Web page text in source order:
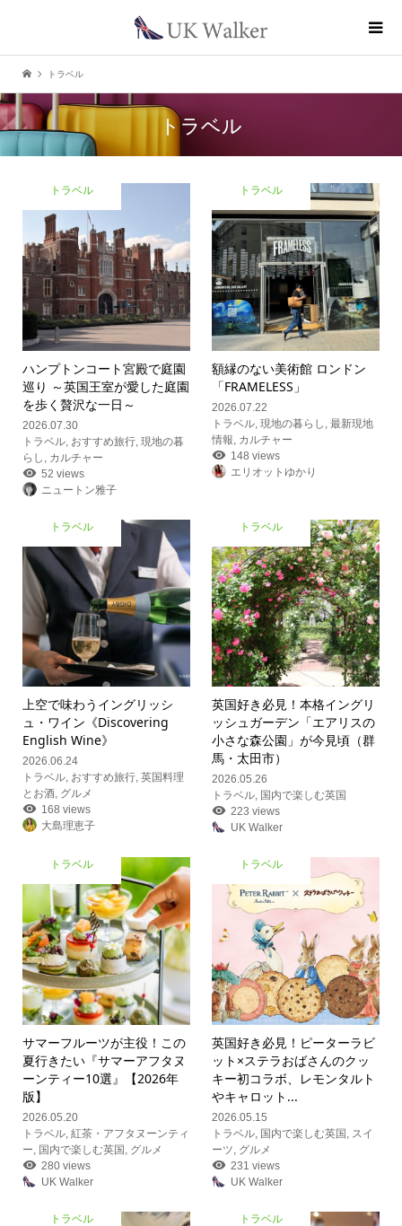
トラベル
トラベル
トラベル
ハンプトンコート宮殿で庭園
巡り ～英国王室が愛した庭園
を歩く贅沢な一日～
2026.07.30
トラベル, おすすめ旅行, 現地の暮
らし
カルチャー
52 views
ニュートン雅子
トラベル
額縁のない美術館 ロンドン
「FRAMELESS」
2026.07.22
トラベル ,現地の暮らし ,最新現地
情報 カルチャー
148 views
エリオットゆかり
トラベル
上空で味わうイングリッシ
ュ・ワイン《Discovering
English Wine》
2026.06.24
トラベル, おすすめ旅行, 英国料理
とお酒, グルメ
168 views
大島理恵子
トラベル
英国好き必見！本格イングリ
ッシュガーデン「エアリスの
小さな森公園」が今見頃（群
馬・太田市）
2026.05.26
トラベル, 国内で楽しむ英国
223 views
UK Walker
トラベル
サマーフルーツが主役！この
夏行きたい『サマーアフタヌ
ーンティー10選』【2026年
版】
2026.05.20
トラベル, 紅茶・アフタヌーンティ
ー, 国内で楽しむ英国 , グルメ
280 views
UK Walker
トラベル
英国好き必見！ピーターラビ
ット×ステラおばさんのクッ
キー初コラボ、レモンタルト
やキャロット...
2026.05.15
トラベル, 国内で楽しむ英国 , スイ
ーツ, グルメ
231 views
UK Walker
トラベル トラベル